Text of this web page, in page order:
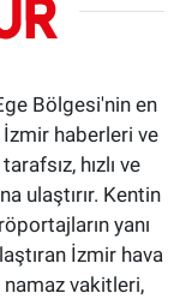
Bölgesi'nin en
İzmir haberleri ve
hızlı ve
ulaştırır. Kentin
yanı
İzmir hava
vakitleri,